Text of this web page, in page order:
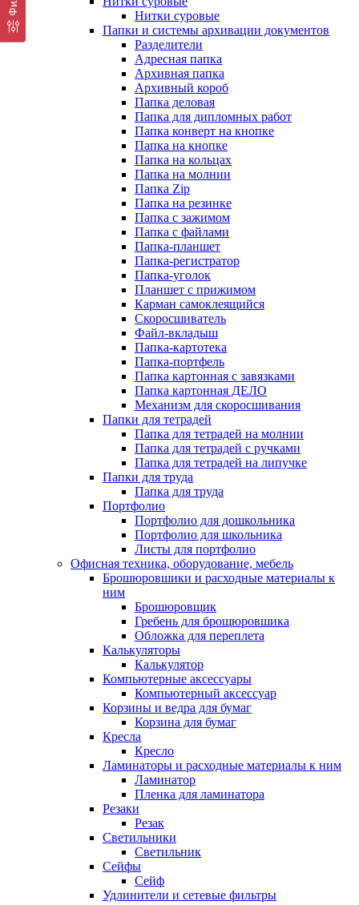
Нитки суровые
Папки и системы архивации документов
Разделители
Адресная папка
Архивная папка
Архивный короб
Папка деловая
Папка для дипломных работ
Папка конверт на кнопке
Папка на кнопке
Папка на кольцах
Папка на молнии
Папка Zip
Папка на резинке
Папка с зажимом
Папка с файлами
Папка-планшет
Папка-регистратор
Папка-уголок
Планшет с прижимом
Карман самоклеящийся
Скоросшиватель
Файл-вкладыш
Папка-картотека
Папка-портфель
Папка картонная с завязками
Папка картонная ДЕЛО
Механизм для скоросшивания
Папки для тетрадей
Папка для тетрадей на молнии
Папка для тетрадей с ручками
Папка для тетрадей на липучке
Папки для труда
Папка для труда
Портфолио
Портфолио для дошкольника
Портфолио для школьника
Листы для портфолио
Офисная техника, оборудование, мебель
Брошюровшики и расходные материалы к
ним
Брошюровщик
Гребень для брощюровшика
Обложка для переплета
Калькуляторы
Калькулятор
Компьютерные аксессуары
Компьютерный аксессуар
Корзины и ведра для бумаг
Корзина для бумаг
Кресла
Кресло
Ламинаторы и расходные материалы к ним
Ламинатор
Пленка для ламинатора
Резаки
Резак
Светильники
Светильник
Сейфы
Сейф
Удлинители и сетевые фильтры